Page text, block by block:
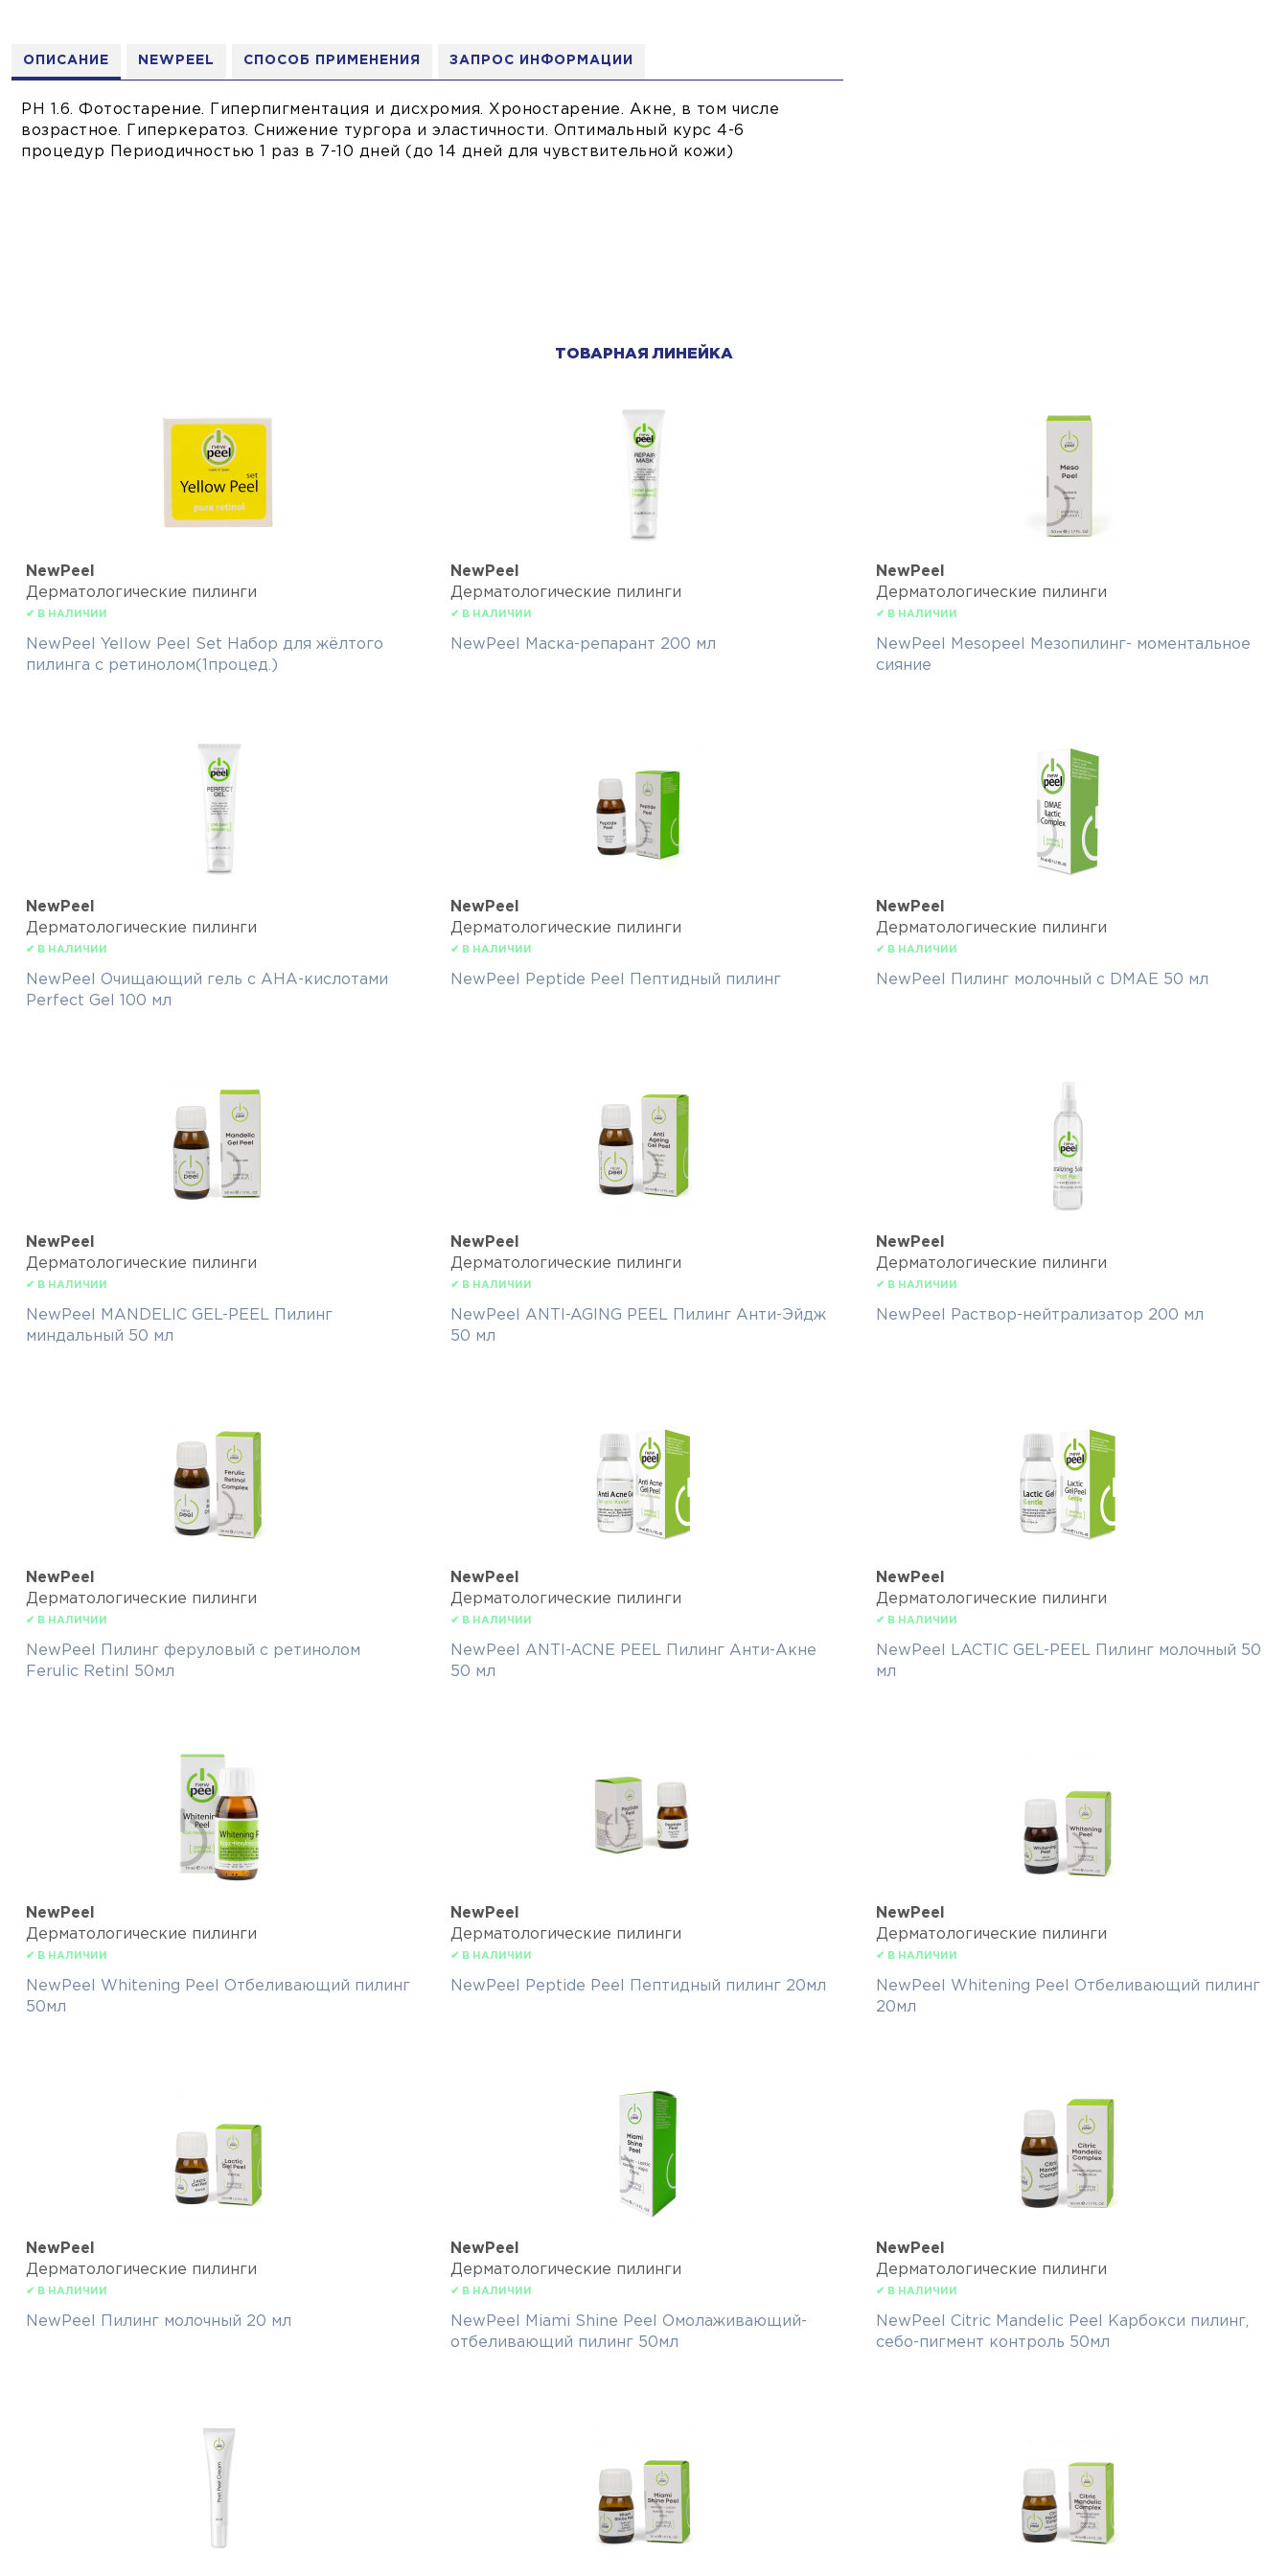
ОПИСАНИЕ NEWPEEL СПОСОБ ПРИМЕНЕНИЯ ЗАПРОС ИНФОРМАЦИИ
PH 1.6. Фотостарение. Гиперпигментация и дисхромия. Хроностарение. Акне, в том числе
возрастное. Гиперкератоз. Снижение тургора и эластичности. Оптимальный курс 4-6
процедур Периодичностью 1 раз в 7-10 дней (до 14 дней для чувствительной кожи)
ТОВАРНАЯ ЛИНЕЙКА
NewPeel
Дерматологические пилинги
✔ В НАЛИЧИИ
NewPeel Yellow Peel Set Набор для жёлтого
пилинга с ретинолом(1процед.)
NewPeel
Дерматологические пилинги
✔ В НАЛИЧИИ
NewPeel Маска-репарант 200 мл
NewPeel
Дерматологические пилинги
✔ В НАЛИЧИИ
NewPeel Mesopeel Мезопилинг- моментальное
сияние
NewPeel
Дерматологические пилинги
✔ В НАЛИЧИИ
NewPeel Очищающий гель с АНА-кислотами
Perfect Gel 100 мл
NewPeel
Дерматологические пилинги
✔ В НАЛИЧИИ
NewPeel Peptide Peel Пептидный пилинг
NewPeel
Дерматологические пилинги
✔ В НАЛИЧИИ
NewPeel Пилинг молочный с DMAE 50 мл
NewPeel
Дерматологические пилинги
✔ В НАЛИЧИИ
NewPeel MANDELIC GEL-PEEL Пилинг
миндальный 50 мл
NewPeel
Дерматологические пилинги
✔ В НАЛИЧИИ
NewPeel ANTI-AGING PEEL Пилинг Анти-Эйдж
50 мл
NewPeel
Дерматологические пилинги
✔ В НАЛИЧИИ
NewPeel Раствор-нейтрализатор 200 мл
NewPeel
Дерматологические пилинги
✔ В НАЛИЧИИ
NewPeel Пилинг феруловый с ретинолом
Ferulic Retinl 50мл
NewPeel
Дерматологические пилинги
✔ В НАЛИЧИИ
NewPeel ANTI-ACNE PEEL Пилинг Анти-Акне
50 мл
NewPeel
Дерматологические пилинги
✔ В НАЛИЧИИ
NewPeel LACTIC GEL-PEEL Пилинг молочный 50
мл
NewPeel
Дерматологические пилинги
✔ В НАЛИЧИИ
NewPeel Whitening Peel Отбеливающий пилинг
50мл
NewPeel
Дерматологические пилинги
✔ В НАЛИЧИИ
NewPeel Peptide Peel Пептидный пилинг 20мл
NewPeel
Дерматологические пилинги
✔ В НАЛИЧИИ
NewPeel Whitening Peel Отбеливающий пилинг
20мл
NewPeel
Дерматологические пилинги
✔ В НАЛИЧИИ
NewPeel Пилинг молочный 20 мл
NewPeel
Дерматологические пилинги
✔ В НАЛИЧИИ
NewPeel Miami Shine Peel Омолаживающий-
отбеливающий пилинг 50мл
NewPeel
Дерматологические пилинги
✔ В НАЛИЧИИ
NewPeel Citric Mandelic Peel Карбокси пилинг,
себо-пигмент контроль 50мл